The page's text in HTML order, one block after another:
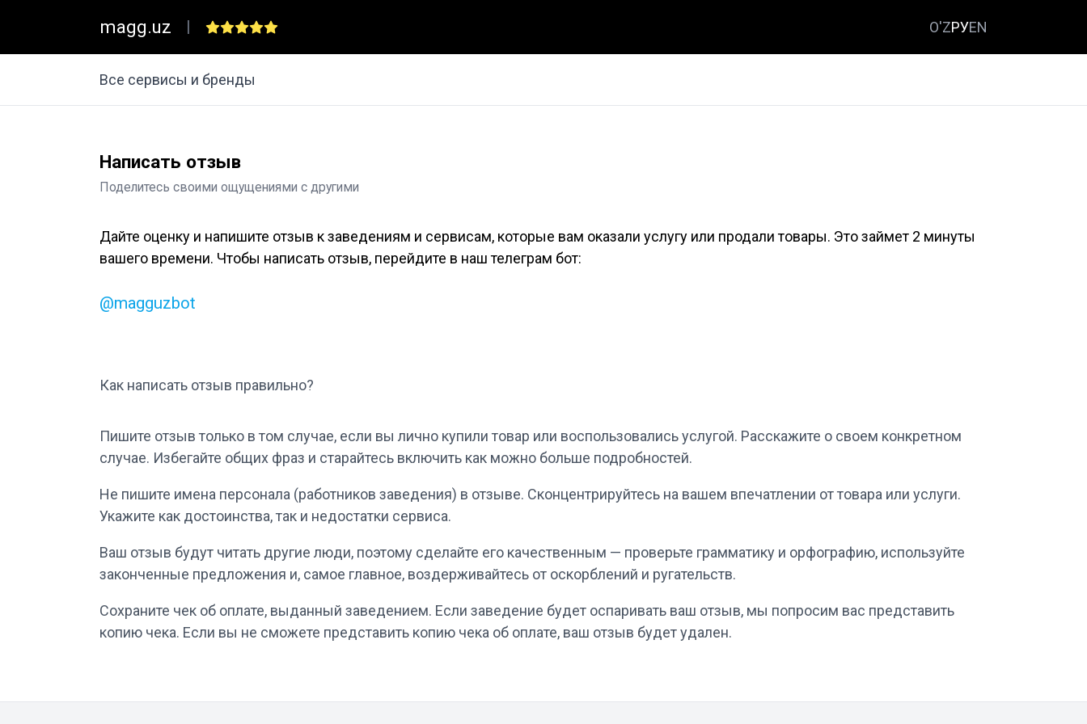
magg.uz | O'ZРУEN
Все сервисы и бренды
Написать отзыв
Поделитесь своими ощущениями с другими
Дайте оценку и напишите отзыв к заведениям и сервисам, которые вам оказали услугу или продали товары. Это займет 2 минуты
вашего времени. Чтобы написать отзыв, перейдите в наш телеграм бот:
@magguzbot
Как написать отзыв правильно?
Пишите отзыв только в том случае, если вы лично купили товар или воспользовались услугой. Расскажите о своем конкретном
случае. Избегайте общих фраз и старайтесь включить как можно больше подробностей.
Не пишите имена персонала (работников заведения) в отзыве. Сконцентрируйтесь на вашем впечатлении от товара или услуги.
Укажите как достоинства, так и недостатки сервиса.
Ваш отзыв будут читать другие люди, поэтому сделайте его качественным — проверьте грамматику и орфографию, используйте
законченные предложения и, самое главное, воздерживайтесь от оскорблений и ругательств.
Сохраните чек об оплате, выданный заведением. Если заведение будет оспаривать ваш отзыв, мы попросим вас представить
копию чека. Если вы не сможете представить копию чека об оплате, ваш отзыв будет удален.